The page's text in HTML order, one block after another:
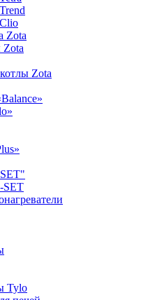
Zota
Zota
Zota
SET
Tylo